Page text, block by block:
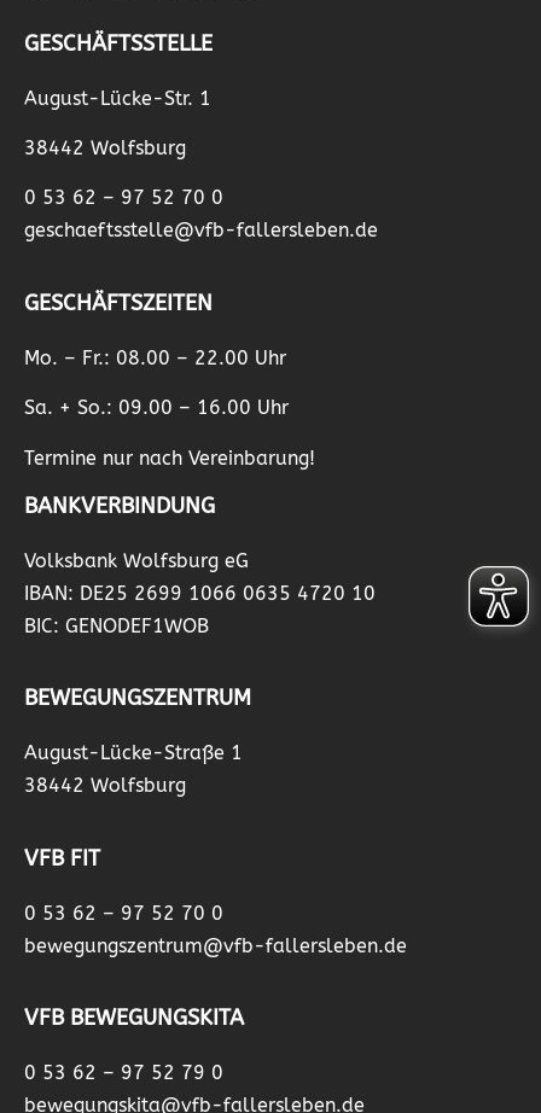
GESCHÄFTSSTELLE
August-Lücke-Str. 1
38442 Wolfsburg
0 53 62 – 97 52 70 0
geschaeftsstelle@vfb-fallersleben.de
GESCHÄFTSZEITEN
Mo. – Fr.: 08.00 – 22.00 Uhr
Sa. + So.: 09.00 – 16.00 Uhr
Termine nur nach Vereinbarung!
BANKVERBINDUNG
Volksbank Wolfsburg eG
IBAN: DE25 2699 1066 0635 4720 10
BIC: GENODEF1WOB
BEWEGUNGSZENTRUM
August-Lücke-Straße 1
38442 Wolfsburg
VFB FIT
0 53 62 – 97 52 70 0
bewegungszentrum@vfb-fallersleben.de
VFB BEWEGUNGSKITA
0 53 62 – 97 52 79 0
bewegungskita@vfb-fallersleben.de